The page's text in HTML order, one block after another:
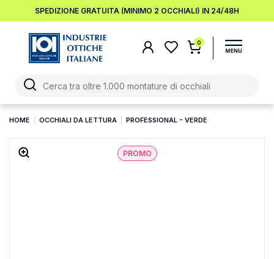
SPEDIZIONE GRATUITA (MINIMO 2 OCCHIALI) IN 24/48H
0
HOME OCCHIALI DA LETTURA PROFESSIONAL - VERDE
PROMO